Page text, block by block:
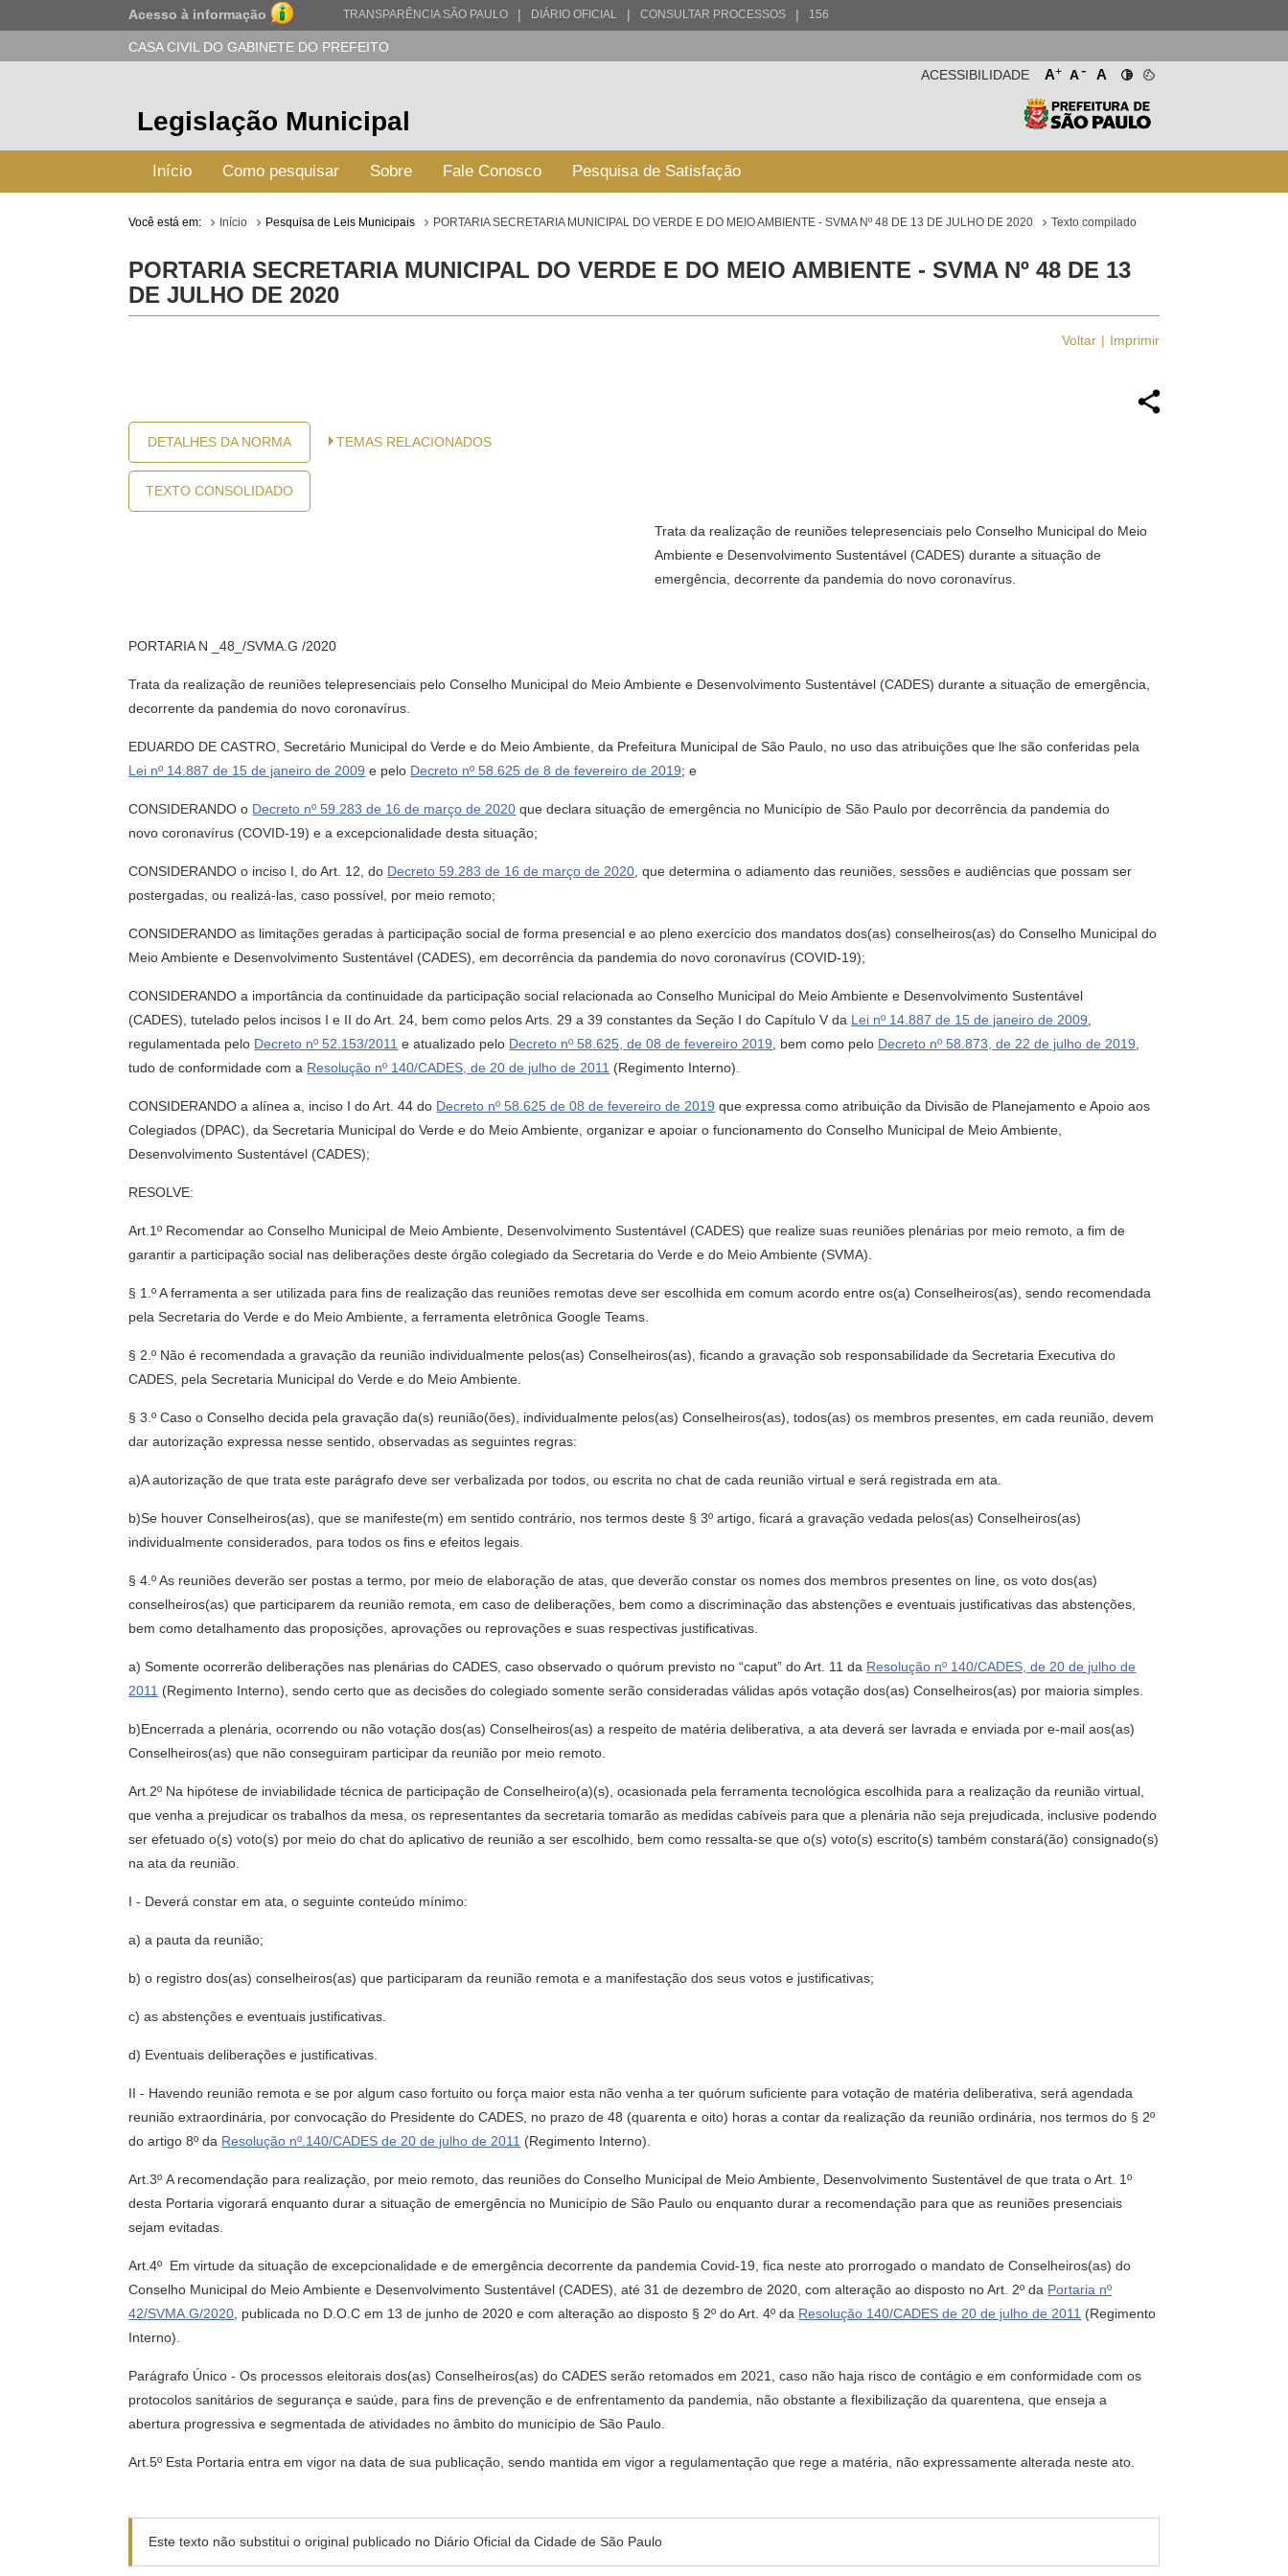
Acesso à informação TRANSPARÊNCIA SÃO PAULO | DIÁRIO OFICIAL | CONSULTAR PROCESSOS | 156
CASA CIVIL DO GABINETE DO PREFEITO
A+ A- A
ACESSIBILIDADE
Legislação Municipal
Início Como pesquisar Sobre Fale Conosco Pesquisa de Satisfação
Você está em: Início Pesquisa de Leis Municipais PORTARIA SECRETARIA MUNICIPAL DO VERDE E DO MEIO AMBIENTE - SVMA Nº 48 DE 13 DE JULHO DE 2020 Texto compilado
PORTARIA SECRETARIA MUNICIPAL DO VERDE E DO MEIO AMBIENTE - SVMA Nº 48 DE 13
DE JULHO DE 2020
Voltar Imprimir
DETALHES DA NORMA
TEXTO CONSOLIDADO
TEMAS RELACIONADOS
Trata da realização de reuniões telepresenciais pelo Conselho Municipal do Meio
Ambiente e Desenvolvimento Sustentável (CADES) durante a situação de
emergência, decorrente da pandemia do novo coronavírus.
PORTARIA N _48_/SVMA.G /2020
Trata da realização de reuniões telepresenciais pelo Conselho Municipal do Meio Ambiente e Desenvolvimento Sustentável (CADES) durante a situação de emergência,
decorrente da pandemia do novo coronavírus.
EDUARDO DE CASTRO, Secretário Municipal do Verde e do Meio Ambiente, da Prefeitura Municipal de São Paulo, no uso das atribuições que lhe são conferidas pela
Lei nº 14.887 de 15 de janeiro de 2009 e pelo Decreto nº 58.625 de 8 de fevereiro de 2019; e
CONSIDERANDO o Decreto nº 59.283 de 16 de março de 2020 que declara situação de emergência no Município de São Paulo por decorrência da pandemia do
novo coronavírus (COVID-19) e a excepcionalidade desta situação;
CONSIDERANDO o inciso I, do Art. 12, do Decreto 59.283 de 16 de março de 2020 , que determina o adiamento das reuniões, sessões e audiências que possam ser
postergadas, ou realizá-las, caso possível, por meio remoto;
CONSIDERANDO as limitações geradas à participação social de forma presencial e ao pleno exercício dos mandatos dos(as) conselheiros(as) do Conselho Municipal do
Meio Ambiente e Desenvolvimento Sustentável (CADES), em decorrência da pandemia do novo coronavírus (COVID-19);
CONSIDERANDO a importância da continuidade da participação social relacionada ao Conselho Municipal do Meio Ambiente e Desenvolvimento Sustentável
(CADES), tutelado pelos incisos I e II do Art. 24, bem como pelos Arts. 29 a 39 constantes da Seção I do Capítulo V da Lei nº 14.887 de 15 de janeiro de 2009
regulamentada pelo Decreto nº 52.153/2011 e atualizado pelo Decreto nº 58.625, de 08 de fevereiro 2019 , bem como pelo Decreto nº 58.873, de 22 de julho de 2019
tudo de conformidade com a Resolução nº 140/CADES, de 20 de julho de 2011 (Regimento Interno).
CONSIDERANDO a alínea a, inciso I do Art. 44 do Decreto nº 58.625 de 08 de fevereiro de 2019 que expressa como atribuição da Divisão de Planejamento e Apoio aos
Colegiados (DPAC), da Secretaria Municipal do Verde e do Meio Ambiente, organizar e apoiar o funcionamento do Conselho Municipal de Meio Ambiente,
Desenvolvimento Sustentável (CADES);
RESOLVE:
Art.1º Recomendar ao Conselho Municipal de Meio Ambiente, Desenvolvimento Sustentável (CADES) que realize suas reuniões plenárias por meio remoto, a fim de
garantir a participação social nas deliberações deste órgão colegiado da Secretaria do Verde e do Meio Ambiente (SVMA).
§ 1.º A ferramenta a ser utilizada para fins de realização das reuniões remotas deve ser escolhida em comum acordo entre os(a) Conselheiros(as), sendo recomendada
pela Secretaria do Verde e do Meio Ambiente, a ferramenta eletrônica Google Teams.
§ 2.º Não é recomendada a gravação da reunião individualmente pelos(as) Conselheiros(as), ficando a gravação sob responsabilidade da Secretaria Executiva do
CADES, pela Secretaria Municipal do Verde e do Meio Ambiente.
§ 3.º Caso o Conselho decida pela gravação da(s) reunião(ões), individualmente pelos(as) Conselheiros(as), todos(as) os membros presentes, em cada reunião, devem
dar autorização expressa nesse sentido, observadas as seguintes regras:
a)A autorização de que trata este parágrafo deve ser verbalizada por todos, ou escrita no chat de cada reunião virtual e será registrada em ata.
b)Se houver Conselheiros(as), que se manifeste(m) em sentido contrário, nos termos deste § 3º artigo, ficará a gravação vedada pelos(as) Conselheiros(as)
individualmente considerados, para todos os fins e efeitos legais.
§ 4.º As reuniões deverão ser postas a termo, por meio de elaboração de atas, que deverão constar os nomes dos membros presentes on line, os voto dos(as)
conselheiros(as) que participarem da reunião remota, em caso de deliberações, bem como a discriminação das abstenções e eventuais justificativas das abstenções,
bem como detalhamento das proposições, aprovações ou reprovações e suas respectivas justificativas.
a) Somente ocorrerão deliberações nas plenárias do CADES, caso observado o quórum previsto no “caput” do Art. 11 da Resolução nº 140/CADES, de 20 de julho de
2011 (Regimento Interno), sendo certo que as decisões do colegiado somente serão consideradas válidas após votação dos(as) Conselheiros(as) por maioria simples.
b)Encerrada a plenária, ocorrendo ou não votação dos(as) Conselheiros(as) a respeito de matéria deliberativa, a ata deverá ser lavrada e enviada por e-mail aos(as)
Conselheiros(as) que não conseguiram participar da reunião por meio remoto.
Art.2º Na hipótese de inviabilidade técnica de participação de Conselheiro(a)(s), ocasionada pela ferramenta tecnológica escolhida para a realização da reunião virtual,
que venha a prejudicar os trabalhos da mesa, os representantes da secretaria tomarão as medidas cabíveis para que a plenária não seja prejudicada, inclusive podendo
ser efetuado o(s) voto(s) por meio do chat do aplicativo de reunião a ser escolhido, bem como ressalta-se que o(s) voto(s) escrito(s) também constará(ão) consignado(s)
na ata da reunião.
I - Deverá constar em ata, o seguinte conteúdo mínimo:
a) a pauta da reunião;
b) o registro dos(as) conselheiros(as) que participaram da reunião remota e a manifestação dos seus votos e justificativas;
c) as abstenções e eventuais justificativas.
d) Eventuais deliberações e justificativas.
II - Havendo reunião remota e se por algum caso fortuito ou força maior esta não venha a ter quórum suficiente para votação de matéria deliberativa, será agendada
reunião extraordinária, por convocação do Presidente do CADES, no prazo de 48 (quarenta e oito) horas a contar da realização da reunião ordinária, nos termos do § 2º
do artigo 8º da Resolução nº.140/CADES de 20 de julho de 2011 (Regimento Interno).
Art.3º A recomendação para realização, por meio remoto, das reuniões do Conselho Municipal de Meio Ambiente, Desenvolvimento Sustentável de que trata o Art. 1º
desta Portaria vigorará enquanto durar a situação de emergência no Município de São Paulo ou enquanto durar a recomendação para que as reuniões presenciais
sejam evitadas.
Art.4º Em virtude da situação de excepcionalidade e de emergência decorrente da pandemia Covid-19, fica neste ato prorrogado o mandato de Conselheiros(as) do
Conselho Municipal do Meio Ambiente e Desenvolvimento Sustentável (CADES), até 31 de dezembro de 2020, com alteração ao disposto no Art. 2º da Portaria nº
42/SVMA.G/2020 , publicada no D.O.C em 13 de junho de 2020 e com alteração ao disposto § 2º do Art. 4º da Resolução 140/CADES de 20 de julho de 2011 (Regimento
Interno).
Parágrafo Único - Os processos eleitorais dos(as) Conselheiros(as) do CADES serão retomados em 2021, caso não haja risco de contágio e em conformidade com os
protocolos sanitários de segurança e saúde, para fins de prevenção e de enfrentamento da pandemia, não obstante a flexibilização da quarentena, que enseja a
abertura progressiva e segmentada de atividades no âmbito do município de São Paulo.
Art.5º Esta Portaria entra em vigor na data de sua publicação, sendo mantida em vigor a regulamentação que rege a matéria, não expressamente alterada neste ato.
Este texto não substitui o original publicado no Diário Oficial da Cidade de São Paulo